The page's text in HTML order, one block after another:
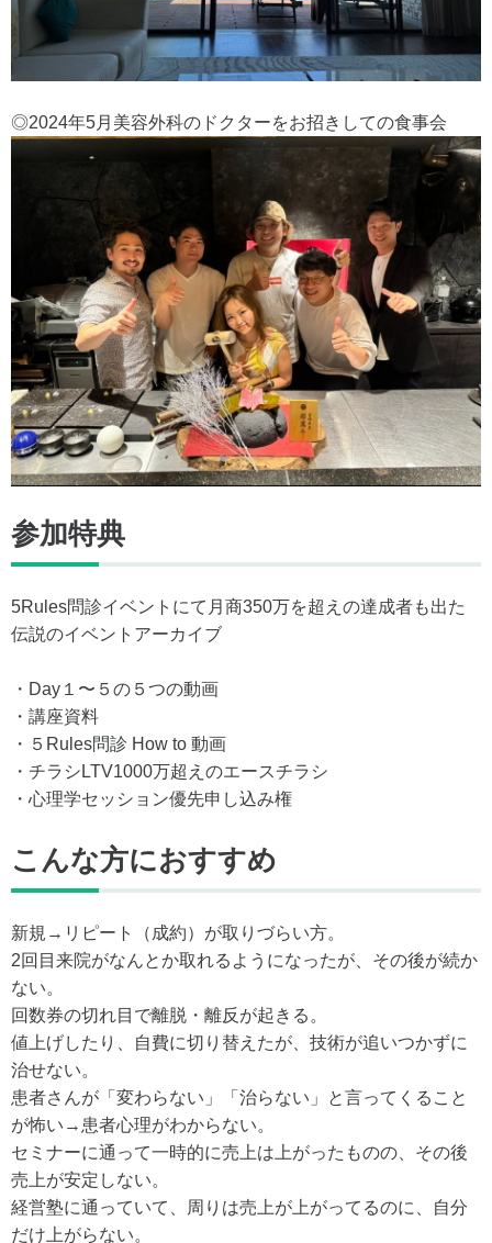
◎2024年5月美容外科のドクターをお招きしての食事会
参加特典
5Rules問診イベントにて月商350万を超えの達成者も出た
伝説のイベントアーカイブ
・Day１〜５の５つの動画
・講座資料
・５Rules問診 How to 動画
・チラシLTV1000万超えのエースチラシ
・心理学セッション優先申し込み権
こんな方におすすめ
新規→リピート（成約）が取りづらい方。
2回目来院がなんとか取れるようになったが、その後が続か
ない。
回数券の切れ目で離脱・離反が起きる。
値上げしたり、自費に切り替えたが、技術が追いつかずに
治せない。
患者さんが「変わらない」「治らない」と言ってくること
が怖い→患者心理がわからない。
セミナーに通って一時的に売上は上がったものの、その後
売上が安定しない。
経営塾に通っていて、周りは売上が上がってるのに、自分
だけ上がらない。